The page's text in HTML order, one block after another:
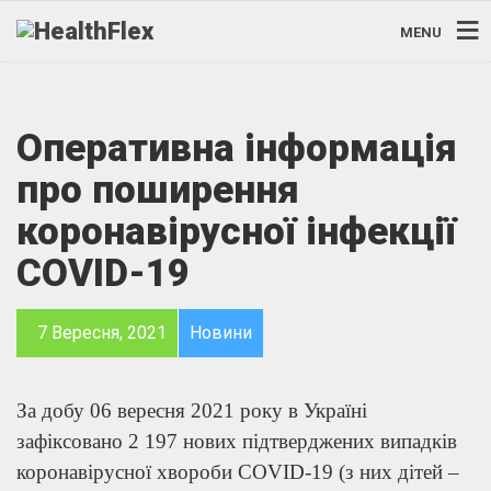
MENU
Оперативна інформація
про поширення
коронавірусної інфекції
COVID-19
7 Вересня, 2021 Новини
За добу 06 вересня 2021 року в Україні
зафіксовано 2 197 нових підтверджених випадків
коронавірусної хвороби COVID-19 (з них дітей –